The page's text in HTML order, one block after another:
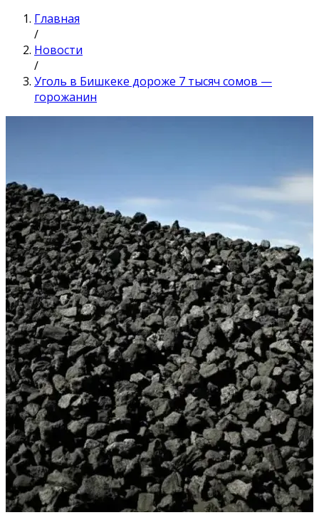
Главная
/
Новости
/
Уголь в Бишкеке дороже 7 тысяч сомов —
горожанин